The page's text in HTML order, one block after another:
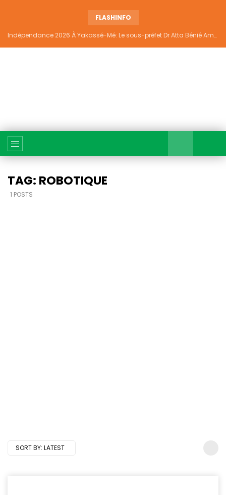
FLASHINFO
Indépendance 2026 À Yakassé-Mé: Le sous-préfet Dr Atta Bénié Amédé appelle à l’unité, à la sécurité et au développement
TAG: ROBOTIQUE
1 POSTS
SORT BY: LATEST